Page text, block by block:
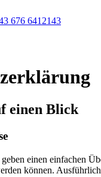
676 6412143
einen Blick
einen einfachen
können.